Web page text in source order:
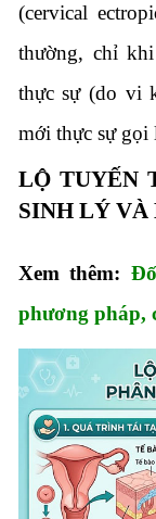
(cervical
thường, chỉ
thực sự (do vi
mới thực sự gọi
LỘ TUYẾN
SINH LÝ VÀ
Xem thêm:
phương pháp,